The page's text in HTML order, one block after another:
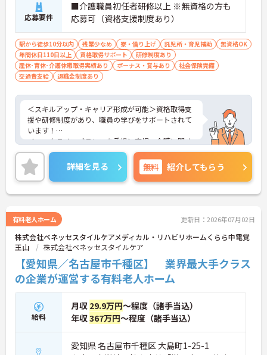
応募要件
■介護職員初任者研修以上 ※無資格の方も
応募可（資格支援制度あり）
駅から徒歩10分以内 残業少なめ 寮・借り上げ 託児所・育児補助
無資格OK
年間休日110日以上
資格取得サポート
研修制度あり
産休･育休･介護休暇取得実績あり
ボーナス・賞与あり
社会保険完備
交通費支給
退職金制度あり
＜スキルアップ・キャリア形成が可能＞資格取得支
援や研修制度があり、職員の学びをサポートされて
います！
＜ワークライフバランスを重視＞育児・介護に関す
る制度や社宅制度、各種手当など、長く安心して働
きやすい環境が整っています。
＜寄り添ったケアの実施＞利用者さまに深く寄り添
ったサービスの提供を目指し、職員の専門性を高め
るような人材育成にも注力されています。
詳細をお話ししますのでお気軽にご相談ください！
詳細を見る 無料 紹介してもらう
有料老人ホーム 更新日：2026年07月02日
株式会社ベネッセスタイルケアメディカル・リハビリホームくらら中電覚
王山
株式会社ベネッセスタイルケア
【愛知県／名古屋市千種区】 業界最大手クラス
の企業が運営する有料老人ホーム
給料
月収 29.9万円～程度（諸手当込）
年収367万円～程度（諸手当込）
愛知県 名古屋市千種区 大島町1-25-1